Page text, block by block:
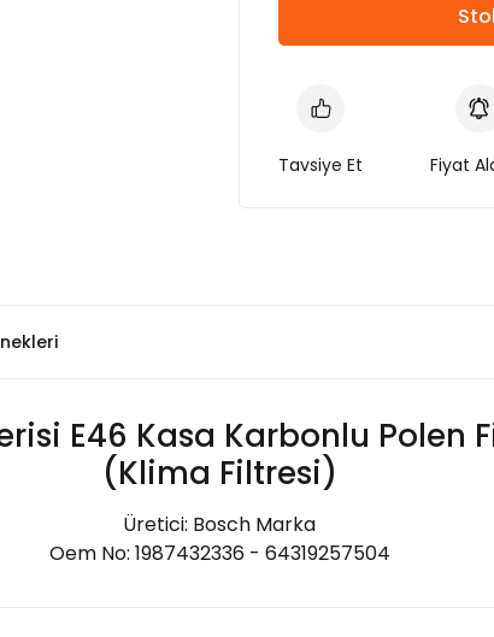
Tavsiye Et Fiyat
E46 Kasa Karbonlu Polen
(Klima Filtresi)
Üretici: Bosch Marka
Oem No: 1987432336 - 64319257504